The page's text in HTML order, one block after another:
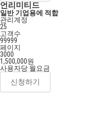
언리미티드
일반 기업용에 적합
관리계정
25
고객수
99999
페이지
3000
1,500,000원
사용자당 월요금
신청하기